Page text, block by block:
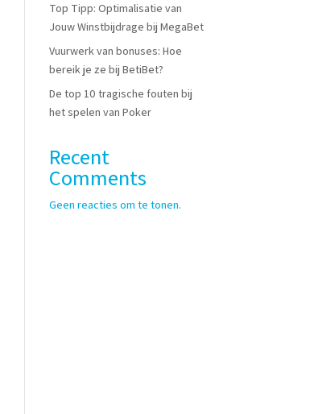
Top Tipp: Optimalisatie van
Jouw Winstbijdrage bij MegaBet
Vuurwerk van bonuses: Hoe
bereik je ze bij BetiBet?
De top 10 tragische fouten bij
het spelen van Poker
Recent
Comments
Geen reacties om te tonen.